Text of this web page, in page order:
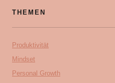
THEMEN
Produktivität
Mindset
Personal Growth